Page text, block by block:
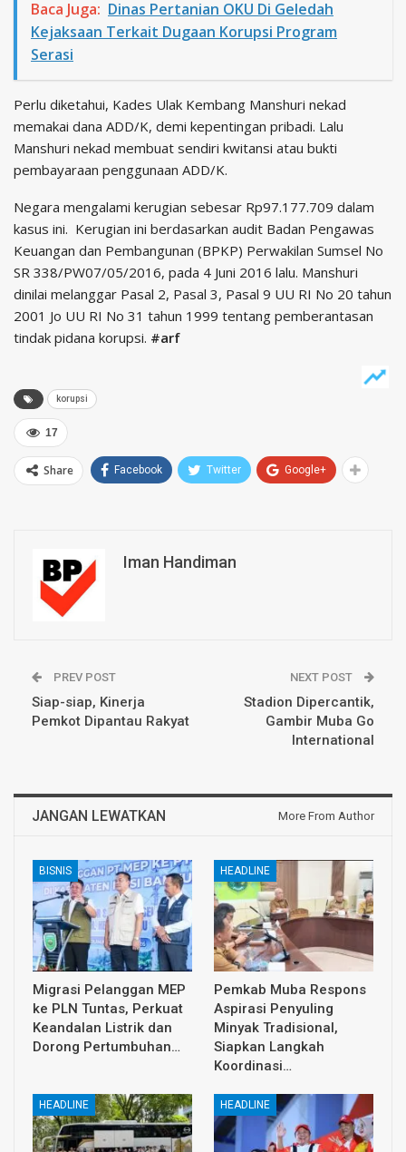
Baca Juga: Dinas Pertanian OKU Di Geledah
Kejaksaan Terkait Dugaan Korupsi Program
Serasi
Perlu diketahui, Kades Ulak Kembang Manshuri nekad
memakai dana ADD/K, demi kepentingan pribadi. Lalu
Manshuri nekad membuat sendiri kwitansi atau bukti
pembayaraan penggunaan ADD/K.
Negara mengalami kerugian sebesar Rp97.177.709 dalam
kasus ini. Kerugian ini berdasarkan audit Badan Pengawas
Keuangan dan Pembangunan (BPKP) Perwakilan Sumsel No
SR 338/PW07/05/2016, pada 4 Juni 2016 lalu. Manshuri
dinilai melanggar Pasal 2, Pasal 3, Pasal 9 UU RI No 20 tahun
2001 Jo UU RI No 31 tahun 1999 tentang pemberantasan
tindak pidana korupsi. #arf
korupsi
17
Share Facebook Twitter Google+
Iman Handiman
PREV POST
Siap-siap, Kinerja
Pemkot Dipantau Rakyat
NEXT POST
Stadion Dipercantik,
Gambir Muba Go
International
JANGAN LEWATKAN More From Author
BISNIS
Migrasi Pelanggan MEP
ke PLN Tuntas, Perkuat
Keandalan Listrik dan
Dorong Pertumbuhan…
HEADLINE
Pemkab Muba Respons
Aspirasi Penyuling
Minyak Tradisional,
Siapkan Langkah
Koordinasi…
HEADLINE HEADLINE